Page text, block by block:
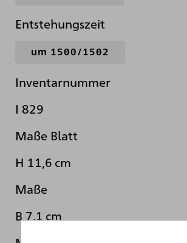
Entstehungszeit
um 1500/1502
Inventarnummer
I 829
Maße Blatt
H 11,6 cm
Maße
B 7,1 cm